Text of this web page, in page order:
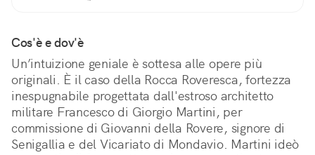
Cos'è e dov'è
Un’intuizione geniale è sottesa alle opere più
originali. È il caso della Rocca Roveresca, fortezza
inespugnabile progettata dall'estroso architetto
militare Francesco di Giorgio Martini, per
commissione di Giovanni della Rovere, signore di
Senigallia e del Vicariato di Mondavio. Martini ideò